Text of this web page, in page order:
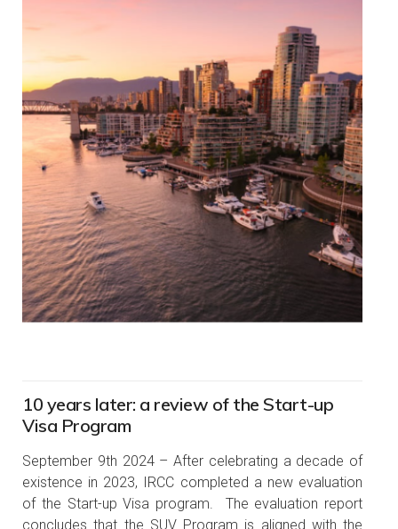
10 years later: a review of the Start-up
Visa Program
September 9th 2024 – After celebrating a decade of
existence in 2023, IRCC completed a new evaluation
of the Start-up Visa program. The evaluation report
concludes that the SUV Program is aligned with the